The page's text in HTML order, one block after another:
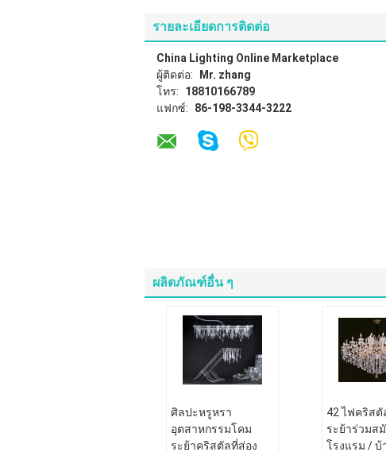
รายละเอียดการติดต่อ
China Lighting Online Marketplace
ผู้ติดต่อ:
Mr. zhang
โทร:
18810166789
แฟกซ์:
86-198-3344-3222
ผลิตภัณฑ์อื่น ๆ
ศิลปะหรูหรา
อุตสาหกรรมโคม
ระย้าคริสตัลที่ส่อง
42 ไฟคริส
ระย้าร่วมส
โรงแรม / บ้